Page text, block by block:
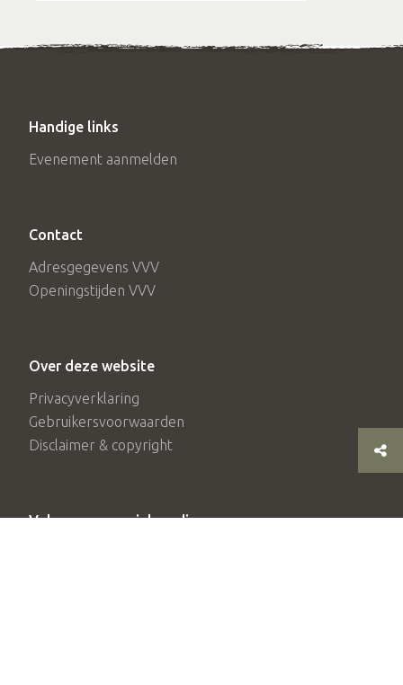
Handige links
Evenement aanmelden
Contact
Adresgegevens VVV
Openingstijden VVV
Over deze website
Privacyverklaring
Gebruikersvoorwaarden
Disclaimer & copyright
Volg ons op social media